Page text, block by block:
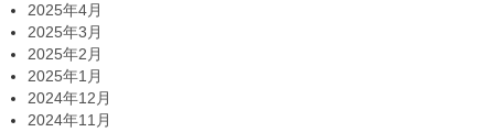
2025年4月
2025年3月
2025年2月
2025年1月
2024年12月
2024年11月